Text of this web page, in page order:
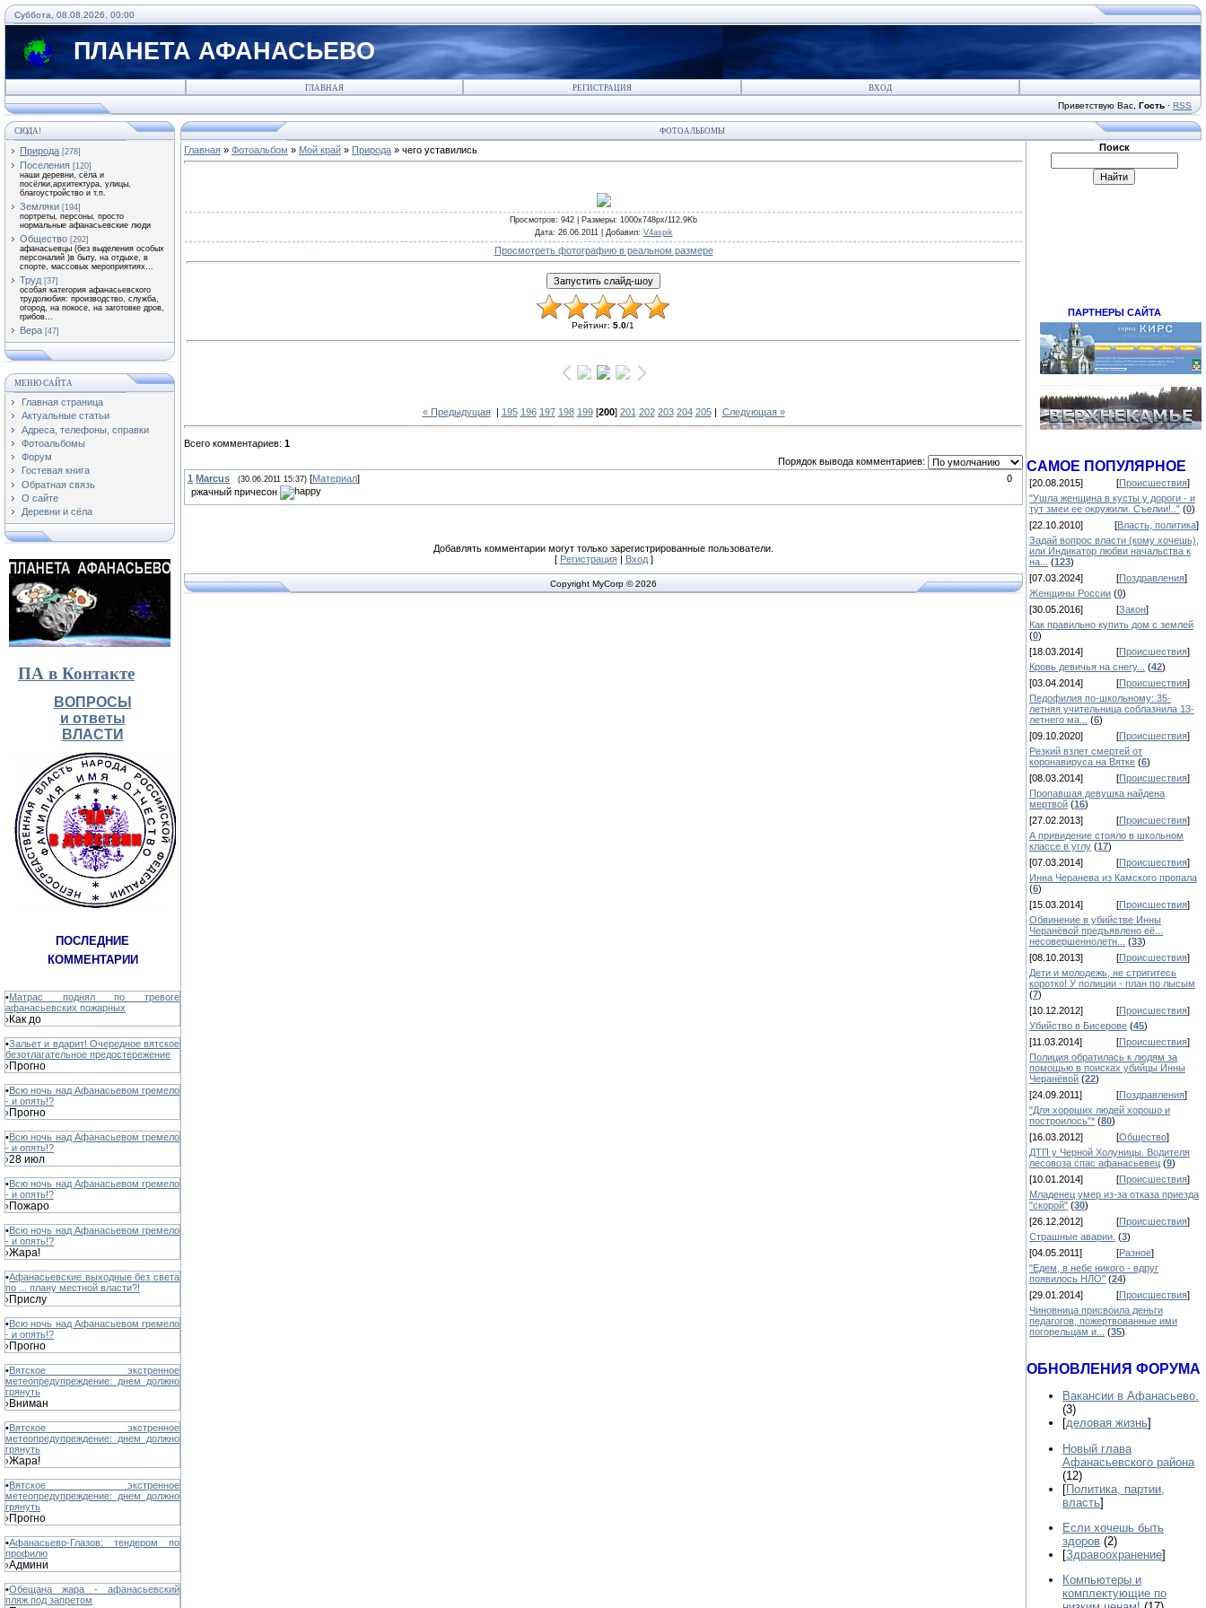
Суббота, 08.08.2026, 00:00
ПЛАНЕТА АФАНАСЬЕВО
ГЛАВНАЯ РЕГИСТРАЦИЯ ВХОД
Приветствую Вас Гость · RSS
СЮДА!
Природа [278]
Поселения [120]
наши деревни, сёла и
посёлки,архитектура, улицы,
благоустройство и т.п.
Земляки [194]
портреты, персоны, просто
нормальные афанасьевские люди
Общество [292]
афанасьевцы (без выделения особых
персоналий )в быту, на отдыхе, в
спорте, массовых мероприятиях...
Труд [37]
особая категория афанасьевского
трудолюбия: производство, служба,
огород, на покосе, на заготовке дров,
грибов...
Вера [47]
МЕНЮ САЙТА
Главная страница
Актуальные статьи
Адреса, телефоны, справки
Фотоальбомы
Форум
Гостевая книга
Обратная связь
О сайте
Деревни и сёла
ПА в Контакте
ВОПРОСЫ
и ответы
ВЛАСТИ
ПОСЛЕДНИЕ
КОММЕНТАРИИ
•Матрас поднял по тревоге
афанасьевских пожарных
›Как до
•Зальет и вдарит! Очередное вятское
безотлагательное предостережение
›Прогно
•Всю ночь над Афанасьевом гремело
- и опять!?
›Прогно
•Всю ночь над Афанасьевом гремело
- и опять!?
›28 июл
•Всю ночь над Афанасьевом гремело
- и опять!?
›Пожаро
•Всю ночь над Афанасьевом гремело
- и опять!?
›Жара!
•Афанасьевские выходные без света
по ... плану местной власти?!
›Прислу
•Всю ночь над Афанасьевом гремело
- и опять!?
›Прогно
•Вятское экстренное
метеопредупреждение: днем должно
грянуть
›Вниман
•Вятское экстренное
метеопредупреждение: днем должно
грянуть
›Жара!
•Вятское экстренное
метеопредупреждение: днем должно
грянуть
›Прогно
•Афанасьево-Глазов: тендером по
профилю
›Админи
•Обещана жара - афанасьевский
пляж под запретом
ФОТОАЛЬБОМЫ
Главная » Фотоальбом » Мой край » Природа » чего уставились
Просмотров: 942 | Размеры: 1000x748px/112.9Kb
Дата: 26.06.2011 | Добавил: V4aspik
Просмотреть фотографию в реальном размере
Рейтинг: 5.0/1
« Предыдущая| 195 196 197 198 199[200] 201 202 203 204 205| Следующая »
Всего комментариев: 1
Порядок вывода комментариев:
0
1 Marcus (30.06.2011 15:37) [Материал]
ржачный причесон
Добавлять комментарии могут только зарегистрированные пользователи.
[ Регистрация| Вход]
Copyright MyCorp © 2026
Поиск
ПАРТНЕРЫ САЙТА
САМОЕ ПОПУЛЯРНОЕ
[20.08.2015] [Происшествия]
"Ушла женщина в кусты у дороги - и
тут змеи ее окружили. Съелии!.." (0)
[22.10.2010]
[Власть, политика]
Задай вопрос власти (кому хочешь),
или Индикатор любви начальства к
на...
(123)
[07.03.2024]
[Поздравления]
Женщины России (0)
[30.05.2016]
[Закон]
Как правильно купить дом с землей
(0)
[18.03.2014]
[Происшествия]
Кровь девичья на снегу...
(42)
[03.04.2014]
[Происшествия]
Педофилия по-школьному: 35-
летняя учительница соблазнила 13-
летнего ма...
(6)
[09.10.2020]
[Происшествия]
Резкий взлет смертей от
коронавируса на Вятке (6)
[08.03.2014]
[Происшествия]
Пропавшая девушка найдена
мертвой (16)
[27.02.2013]
[Происшествия]
А привидение стояло в школьном
классе в углу (17)
[07.03.2014]
[Происшествия]
Инна Черанева из Камского пропала
(6)
[15.03.2014]
[Происшествия]
Обвинение в убийстве Инны
Черанёвой предъявлено её...
несовершеннолетн...
(33)
[08.10.2013]
[Происшествия]
Дети и молодежь, не стригитесь
коротко! У полиции - план по лысым
(7)
[10.12.2012]
[Происшествия]
Убийство в Бисерове (45)
[11.03.2014]
[Происшествия]
Полиция обратилась к людям за
помощью в поисках убийцы Инны
Черанёвой (22)
[24.09.2011]
[Поздравления]
"Для хороших людей хорошо и
построилось"* (80)
[16.03.2012]
[Общество]
ДТП у Черной Холуницы. Водителя
лесовоза спас афанасьевец (9)
[10.01.2014]
[Происшествия]
Младенец умер из-за отказа приезда
"скорой" (30)
[26.12.2012]
[Происшествия]
Страшные аварии. (3)
[04.05.2011]
[Разное]
"Едем, в небе никого - вдруг
появилось НЛО" (24)
[29.01.2014]
[Происшествия]
Чиновница присвоила деньги
педагогов, пожертвованные ими
погорельцам и...
(35)
ОБНОВЛЕНИЯ ФОРУМА
Вакансии в Афанасьево.
(3)
[деловая жизнь]
Новый глава
Афанасьевского района
(12)
[Политика, партии,
власть]
Если хочешь быть
здоров (2)
[Здравоохранение]
Компьютеры и
комплектующие по